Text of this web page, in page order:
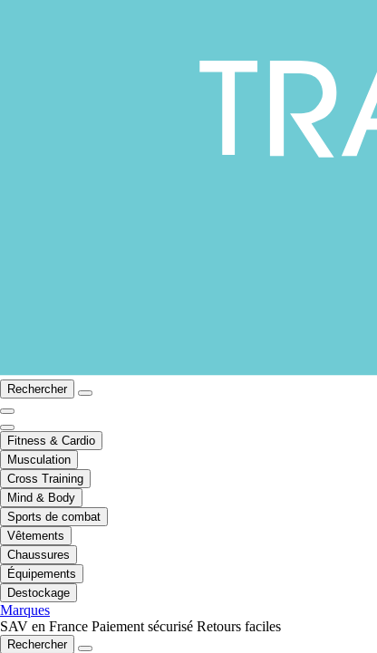
Rechercher
Fitness & Cardio
Musculation
Cross Training
Mind & Body
Sports de combat
Vêtements
Chaussures
Équipements
Destockage
Marques
SAV en France Paiement sécurisé Retours faciles
Rechercher